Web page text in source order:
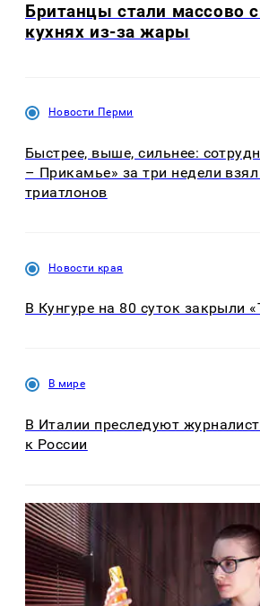
Британцы стали массово
кухнях из-за жары
Новости Перми
Быстрее, выше, сильнее:
– Прикамье» за три недели
триатлонов
Новости края
В Кунгуре на 80 суток закрыли
В мире
В Италии преследуют
к России